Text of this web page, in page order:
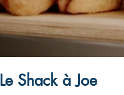
Le Shack à Joe